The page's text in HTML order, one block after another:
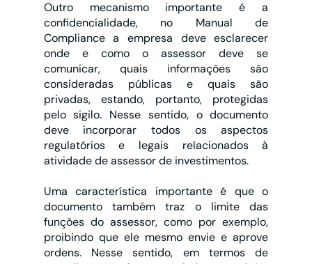
Outro mecanismo importante é a
confidencialidade, no Manual de
Compliance a empresa deve esclarecer
onde e como o assessor deve se
comunicar, quais informações são
consideradas públicas e quais são
privadas, estando, portanto, protegidas
pelo sigilo. Nesse sentido, o documento
deve incorporar todos os aspectos
regulatórios e legais relacionados à
atividade de assessor de investimentos.
Uma característica importante é que o
documento também traz o limite das
funções do assessor, como por exemplo,
proibindo que ele mesmo envie e aprove
ordens. Nesse sentido, em termos de